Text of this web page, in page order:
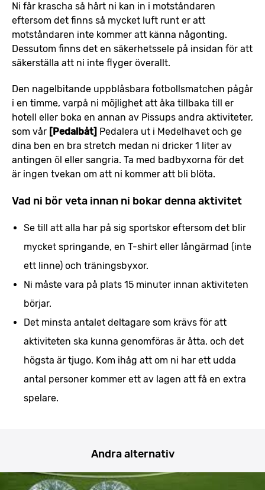
Ni får krascha så hårt ni kan in i motståndaren
eftersom det finns så mycket luft runt er att
motståndaren inte kommer att känna någonting.
Dessutom finns det en säkerhetssele på insidan för att
säkerställa att ni inte flyger överallt.
Den nagelbitande uppblåsbara fotbollsmatchen pågår
i en timme, varpå ni möjlighet att åka tillbaka till er
hotell eller boka en annan av Pissups andra aktiviteter,
som vår [Pedalbåt] Pedalera ut i Medelhavet och ge
dina ben en bra stretch medan ni dricker 1 liter av
antingen öl eller sangria. Ta med badbyxorna för det
är ingen tvekan om att ni kommer att bli blöta.
Vad ni bör veta innan ni bokar denna aktivitet
Se till att alla har på sig sportskor eftersom det blir
mycket springande, en T-shirt eller långärmad (inte
ett linne) och träningsbyxor.
Ni måste vara på plats 15 minuter innan aktiviteten
börjar.
Det minsta antalet deltagare som krävs för att
aktiviteten ska kunna genomföras är åtta, och det
högsta är tjugo. Kom ihåg att om ni har ett udda
antal personer kommer ett av lagen att få en extra
spelare.
Andra alternativ